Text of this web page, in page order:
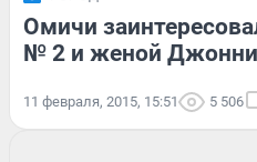
Омичи
№ 2 и женой
11 февраля, 2015, 15:51 5 506